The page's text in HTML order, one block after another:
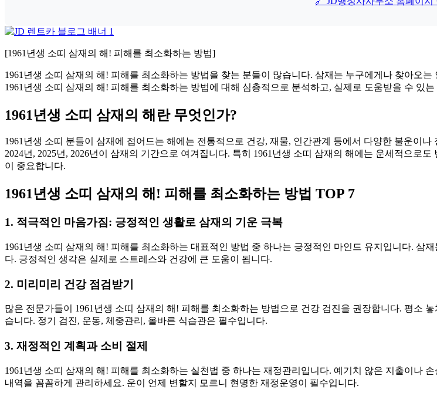
[1961년생 소띠 삼재의 해! 피해를 최소화하는 방법]
1961년생 소띠 삼재의 해! 피해를 최소화하는 방법을 찾는 분들이 많습니다. 삼재는 누구에게나 찾아오
1961년생 소띠 삼재의 해! 피해를 최소화하는 방법에 대해 심층적으로 분석하고, 실제로 도움받을 수 있
1961년생 소띠 삼재의 해란 무엇인가?
1961년생 소띠 분들이 삼재에 접어드는 해에는 전통적으로 건강, 재물, 인간관계 등에서 다양한 불운이
2024년, 2025년, 2026년이 삼재의 기간으로 여겨집니다. 특히 1961년생 소띠 삼재의 해에는 운세적으로
이 중요합니다.
1961년생 소띠 삼재의 해! 피해를 최소화하는 방법 TOP 7
1. 적극적인 마음가짐: 긍정적인 생활로 삼재의 기운 극복
1961년생 소띠 삼재의 해! 피해를 최소화하는 대표적인 방법 중 하나는 긍정적인 마인드 유지입니다. 삼
다. 긍정적인 생각은 실제로 스트레스와 건강에 큰 도움이 됩니다.
2. 미리미리 건강 점검받기
많은 전문가들이 1961년생 소띠 삼재의 해! 피해를 최소화하는 방법으로 건강 검진을 권장합니다. 평소
습니다. 정기 검진, 운동, 체중관리, 올바른 식습관은 필수입니다.
3. 재정적인 계획과 소비 절제
1961년생 소띠 삼재의 해! 피해를 최소화하는 실천법 중 하나는 재정관리입니다. 예기치 않은 지출이나
내역을 꼼꼼하게 관리하세요. 운이 언제 변할지 모르니 현명한 재정운영이 필수입니다.